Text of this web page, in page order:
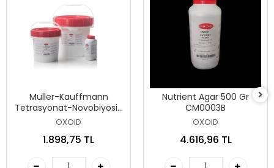
Muller-Kauffmann
Tetrasyonat-Novobiyosin
Broth (MkTTn) 500 Gr
OXOID
1.898,75 TL
Nutrient Agar 500 Gr
CM0003B
OXOID
4.616,96 TL